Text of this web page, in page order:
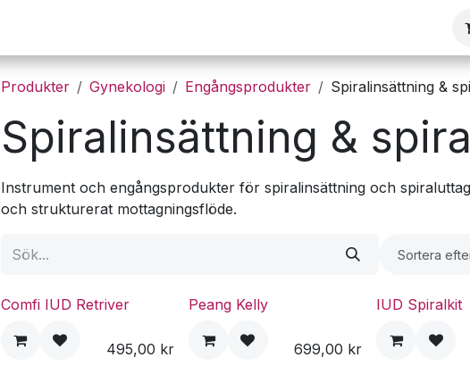
Produkter Gynekologi Engångsprodukter Spiralinsättning &
Spiralinsättning &
Instrument och engångsprodukter för spiralinsättning och
och strukturerat mottagningsflöde.
Sortera
Comfi IUD Retriver
495,00 kr
Peang Kelly
699,00 kr
IUD Spiralkit